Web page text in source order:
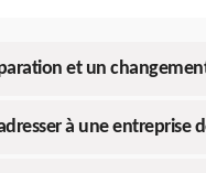
et un
à une entreprise